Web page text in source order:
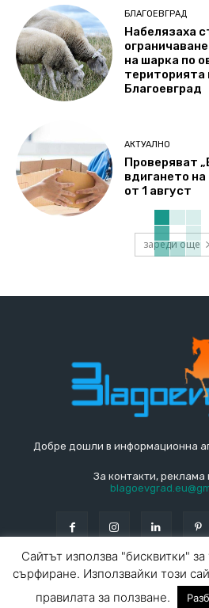
БЛАГОЕВГРАД
Набелязаха
на шарка по
територията
Благоевград
АКТУАЛНО
Проверяват
вдигането
от 1 август
зареди още
Добре дошли в информационна
За контакти, реклама
© Blagoevgrad.EU 2010 - 2026 Общи
Сайтът използва "бисквитки"
сърфиране. Използвайки този
правилата за ползване.